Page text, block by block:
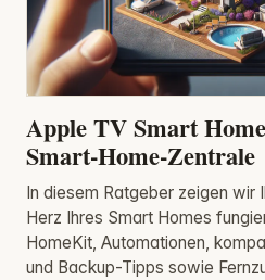
Apple TV Smart
Smart-Home-Zentrale
In diesem Ratgeber zeigen wir
Herz Ihres Smart Homes
HomeKit, Automationen,
und Backup-Tipps sowie